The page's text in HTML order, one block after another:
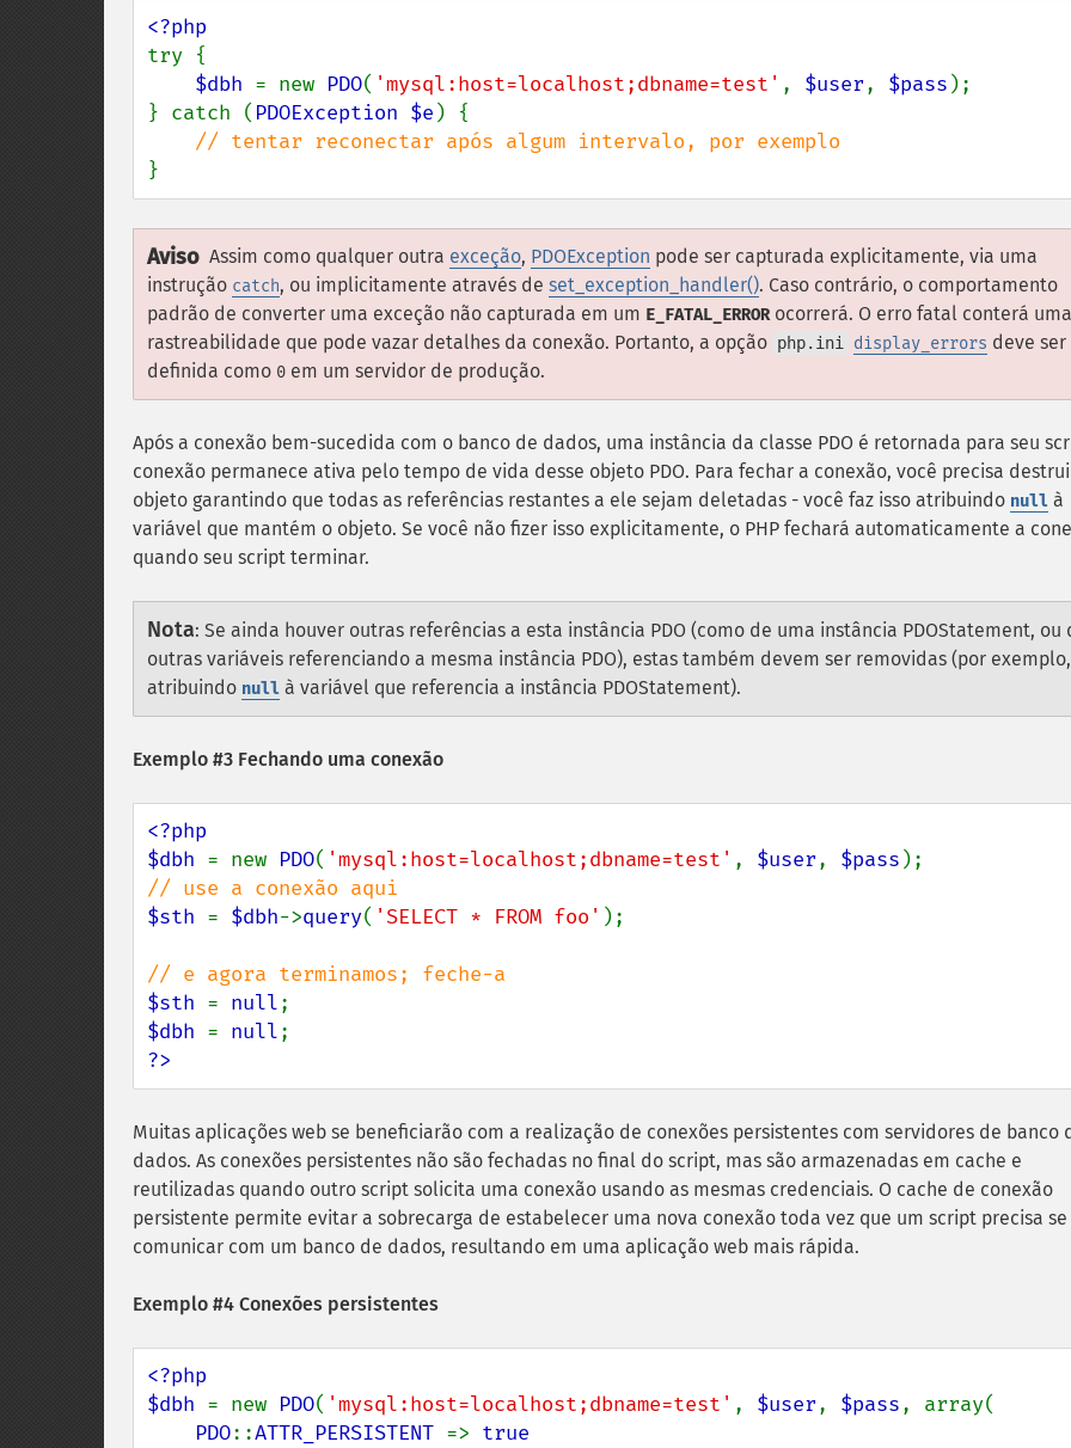
try {
$dbh = new PDO( 'mysql:host=localhost;dbname=test' , $user, $pass );
} catch ( PDOException $e ) {
}
Aviso Assim como qualquer outra exceção, PDOException pode ser capturada explicitamente, via uma
instrução catch, ou implicitamente através de set_exception_handler(). Caso contrário, o comportamento
padrão de converter uma exceção não capturada em um E_FATAL_ERRORocorrerá. O erro fatal conterá uma
rastreabilidade que pode vazar detalhes da conexão. Portanto, a opção php.ini display_errors deve ser
definida como 0 em um servidor de produção.
Após a conexão bem-sucedida com o banco de dados, uma instância da classe PDO é retornada para seu
conexão permanece ativa pelo tempo de vida desse objeto PDO. Para fechar a conexão, você precisa
objeto garantindo que todas as referências restantes a ele sejam deletadas - você faz isso atribuindo null à
variável que mantém o objeto. Se você não fizer isso explicitamente, o PHP fechará automaticamente a
quando seu script terminar.
Nota: Se ainda houver outras referências a esta instância PDO (como de uma instância PDOStatement, ou
outras variáveis referenciando a mesma instância PDO), estas também devem ser removidas (por exemplo,
atribuindo null à variável que referencia a instância PDOStatement).
Exemplo #3 Fechando uma conexão
<?php
$dbh = new PDO( 'mysql:host=localhost;dbname=test' , $user, $pass
$sth = $dbh->query( 'SELECT * FROM foo' );
$sth = null
$dbh = null
?>
Muitas aplicações web se beneficiarão com a realização de conexões persistentes com servidores de banco
dados. As conexões persistentes não são fechadas no final do script, mas são armazenadas em cache e
reutilizadas quando outro script solicita uma conexão usando as mesmas credenciais. O cache de conexão
persistente permite evitar a sobrecarga de estabelecer uma nova conexão toda vez que um script precisa se
comunicar com um banco de dados, resultando em uma aplicação web mais rápida.
Exemplo #4 Conexões persistentes
<?php
$dbh = new PDO( 'mysql:host=localhost;dbname=test' , $user, $pass, array(
PDO::ATTR_PERSISTENT =>